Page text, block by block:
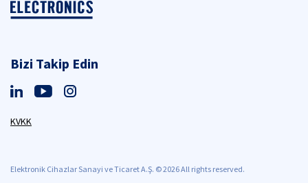
Bizi Takip Edin
KVKK
Elektronik Cihazlar Sanayi ve Ticaret A.Ş. © 2026 All rights reserved.